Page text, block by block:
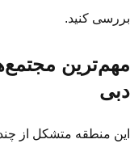
کنید.
منطقه متشکل از